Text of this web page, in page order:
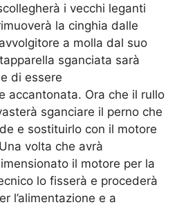
i vecchi leganti
la cinghia dalle
a molla dal suo
sganciata sarà
di essere
accantonata. Ora che il rullo
sganciare il perno che
e sostituirlo con il motore
volta che avrà
il motore per la
lo fisserà e procederà
l’alimentazione e a